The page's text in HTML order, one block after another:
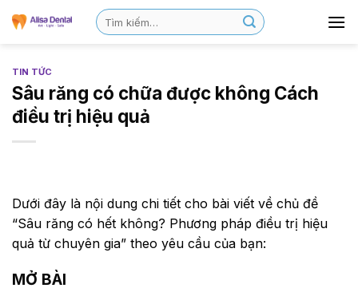
TIN TỨC
Sâu răng có chữa được không Cách
điều trị hiệu quả
Dưới đây là nội dung chi tiết cho bài viết về chủ đề
“Sâu răng có hết không? Phương pháp điều trị hiệu
quả từ chuyên gia” theo yêu cầu của bạn:
MỞ BÀI